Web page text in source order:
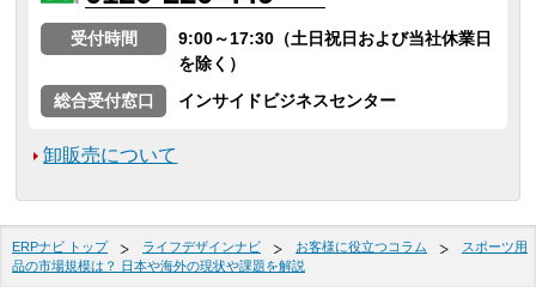
受付時間
9:00～17:30（土日祝日および当社休業日
を除く）
総合受付窓口
インサイドビジネスセンター
卸販売について
ERPナビ トップ ライフデザインナビ お客様に役立つコラム
スポーツ用
品の市場規模は？ 日本や海外の現状や課題を解説